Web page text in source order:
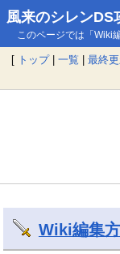
風来のシレンDS
このページでは「Wiki
[ トップ| 一覧 | 最終
Wiki編集